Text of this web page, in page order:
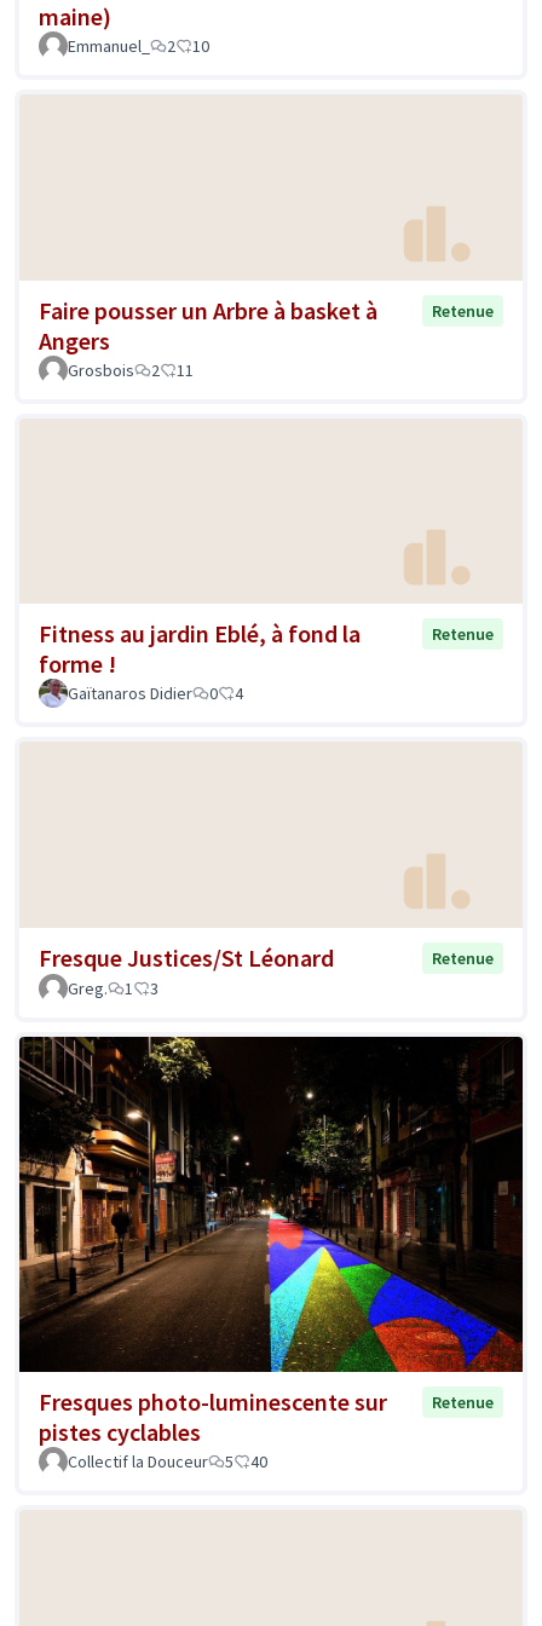
maine)
Emmanuel_ 2 10
Faire pousser un Arbre à basket à
Angers
Retenue
Grosbois 2 11
Fitness au jardin Eblé, à fond la
forme !
Retenue
Gaïtanaros Didier 0 4
Fresque Justices/St Léonard
Retenue
Greg.
1 3
Fresques photo-luminescente sur
pistes cyclables
Retenue
Collectif la Douceur 5 40